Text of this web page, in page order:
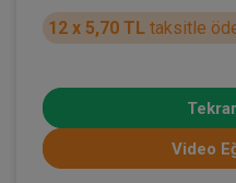
12 x 5,70 TL taksitle
Video